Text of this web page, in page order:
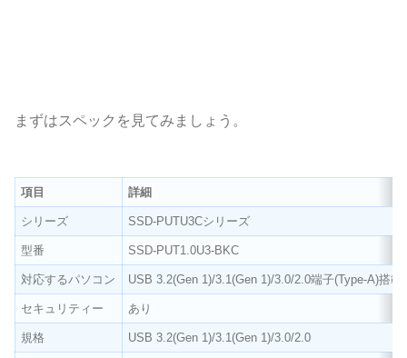
まずはスペックを見てみましょう。
項目 詳細
シリーズ SSD-PUTU3Cシリーズ
型番 SSD-PUT1.0U3-BKC
対応するパソコン USB 3.2(Gen 1)/3.1(Gen 1)/3.0/2.0端子(Type-A)搭
セキュリティー あり
規格 USB 3.2(Gen 1)/3.1(Gen 1)/3.0/2.0